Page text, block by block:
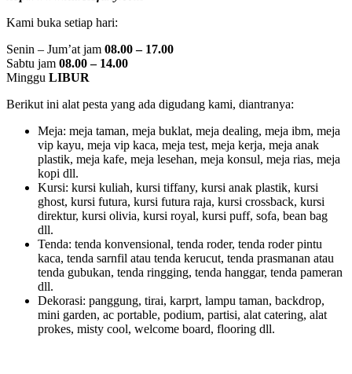
Kami buka setiap hari:
Senin – Jum’at jam 08.00 – 17.00
Sabtu jam 08.00 – 14.00
Minggu LIBUR
Berikut ini alat pesta yang ada digudang kami, diantranya:
Meja: meja taman, meja buklat, meja dealing, meja ibm, meja
vip kayu, meja vip kaca, meja test, meja kerja, meja anak
plastik, meja kafe, meja lesehan, meja konsul, meja rias, meja
kopi dll.
Kursi: kursi kuliah, kursi tiffany, kursi anak plastik, kursi
ghost, kursi futura, kursi futura raja, kursi crossback, kursi
direktur, kursi olivia, kursi royal, kursi puff, sofa, bean bag
dll.
Tenda: tenda konvensional, tenda roder, tenda roder pintu
kaca, tenda sarnfil atau tenda kerucut, tenda prasmanan atau
tenda gubukan, tenda ringging, tenda hanggar, tenda pameran
dll.
Dekorasi: panggung, tirai, karprt, lampu taman, backdrop,
mini garden, ac portable, podium, partisi, alat catering, alat
prokes, misty cool, welcome board, flooring dll.